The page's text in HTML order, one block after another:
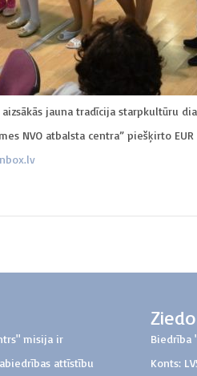
jauna tradīcija starpkultūru
NVO atbalsta centra” piešķirto
misija ir
attīstību
Ziedo
Biedrība
Konts: